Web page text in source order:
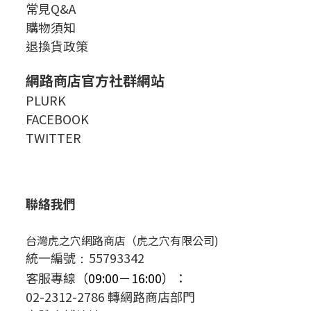
常見Q&A
購物須知
退換貨政策
網路商店官方社群網站
PLURK
FACEBOOK
TWITTER
聯絡我們
台灣虎之穴網路商店（虎之穴有限公司)
統一編號 ： 55793342
客服專線 （09:00－16:00）
：
02-2312-2786 轉網路商店部門